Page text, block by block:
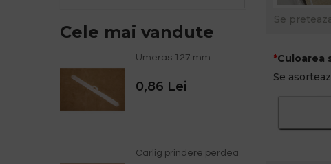
Cele mai vandute
Umeras 127 mm
0,86 Lei
Carlig prindere perdea
Se
Culoarea
Se